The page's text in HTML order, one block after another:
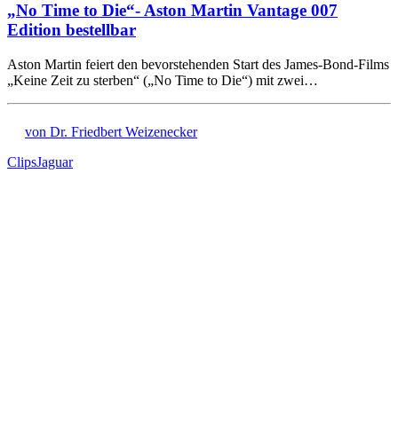
„No Time to Die“- Aston Martin Vantage 007
Edition bestellbar
Aston Martin feiert den bevorstehenden Start des James-Bond-Films
„Keine Zeit zu sterben“ („No Time to Die“) mit zwei…
von Dr. Friedbert Weizenecker
ClipsJaguar